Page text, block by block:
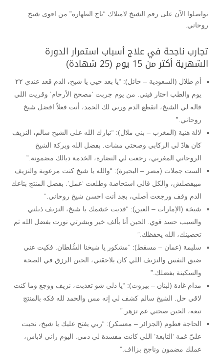
تواصلوا الآن على رقم الشيخ لامتلاك “تاج الطهارة” من اقوى شيخ
روحاني.
تجارب ناجحة في علاج أسباب استمرار الدورة
الشهرية أكثر من 15 يوم (25 شهادة)
أم طلال (السعودية – حائل): “يا بعد حيي يا شيخ، الدم قعد عندي ٢٢
يوم والطب احتار فيني. من يوم جربت ‘مصحح الأرحام’ وقريت اللي
قاله لي الشيخ، انقطع الدم وربي لك الحمد، أنت فعلاً افضل شيخ
روحاني.”
لالة هنية (المغرب – بني ملال): “تبارك الله على الشيخ سالم، النزيف
كان هادّ لي الركابي وصحتي مشات. بفضل الله وبركة الشيخ
الروحاني المغربي، رجعت لي النضارة، الخدمة ديالك مضمونة.”
الست جملات (مصر – البحيرة): “والله يا شيخ كنت مرعوبة والنزيف
مبيفصلش، والكل قالي استحاضة وطلعت ‘عمل’. بفضل المنتج بتاعك
الدم وقف ورجعت أصلي، بجد أنت احسن شيخ روحاني.”
شيخة (الإمارات – العين): “فديت خشمك يا شيخ، النزيف ذبلني
والسبب حسد قوي. الحين أنا بألف خير وبشرتي نورت بفضل الله ثم
تحصينك، الله يحفظك.”
سليمة (عمان – مسقط): “مشكور يا شيخنا السُّلطان. فكيت عني
ضيق النفس والنزيف اللي كان يلاحقني، الحين الرزق في الصحة
والسكينة بفضلك.”
مدام غادة (لبنان – بيروت): “يا دلي شو تعذبت، نزيف ووجع وما كنت
لاقي حل. الشيخ سالم كشف لي إنه مس والحمد لله فكه بالمنتج
تبعه، الحين صحتي عم تزهر.”
الحاجة فطوم (الجزائر – معسكر): “ربي يفتح عليك يا شيخ، نحيت
عليّ غمة ‘التابعة’ اللي كانت مفسدة لي دمي. اليوم راني لاباس،
عملك مضمون وناجح بزااف.”